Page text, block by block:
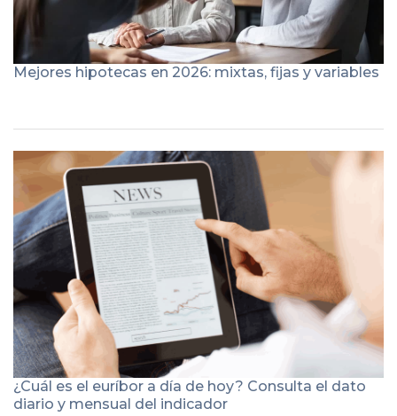
Mejores hipotecas en 2026: mixtas, fijas y variables
¿Cuál es el euríbor a día de hoy? Consulta el dato
diario y mensual del indicador